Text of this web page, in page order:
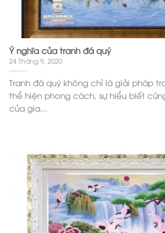
Ý nghĩa của tranh đá quý
24 Tháng 9, 2020
Tranh đá quý không chỉ là giải pháp
thể hiện phong cách, sự hiểu biết
của gia...